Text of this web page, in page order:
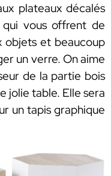
plateaux décalés
vous offrent de
objets et beaucoup
un verre. On aime
de la partie bois
jolie table. Elle sera
un tapis graphique